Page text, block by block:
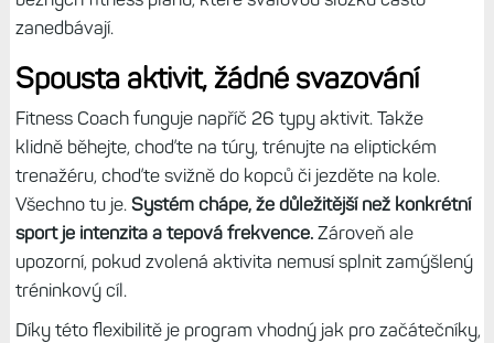
zanedbávají.
Spousta aktivit, žádné svazování
Fitness Coach funguje napříč 26 typy aktivit. Takže
klidně běhejte, choďte na túry, trénujte na eliptickém
trenažéru, choďte svižně do kopců či jezděte na kole.
Všechno tu je. Systém chápe, že důležitější než konkrétní
sport je intenzita a tepová frekvence.Zároveň ale
upozorní, pokud zvolená aktivita nemusí splnit zamýšlený
tréninkový cíl.
Díky této flexibilitě je program vhodný jak pro začátečníky,